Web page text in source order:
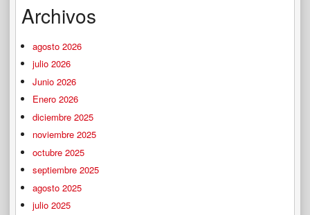
Archivos
agosto 2026
julio 2026
Junio 2026
Enero 2026
diciembre 2025
noviembre 2025
octubre 2025
septiembre 2025
agosto 2025
julio 2025